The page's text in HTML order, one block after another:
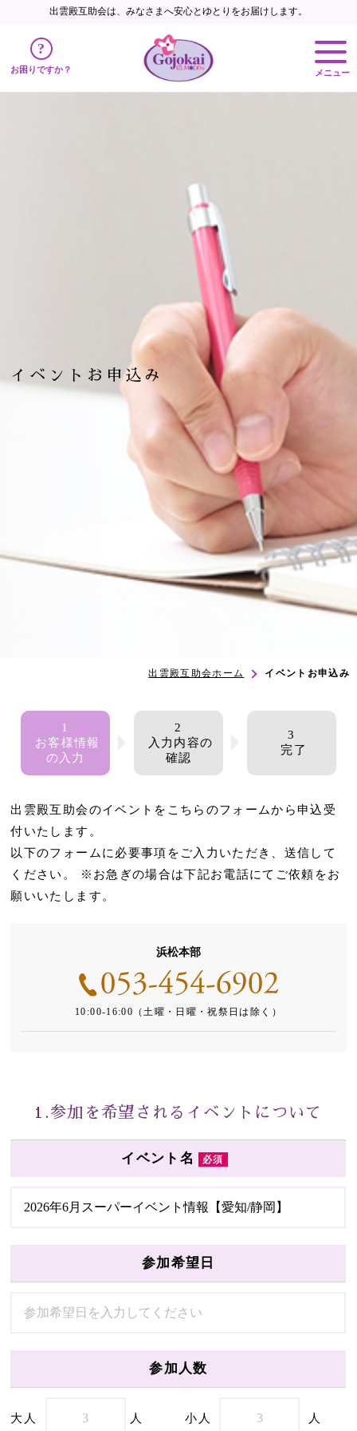
出雲殿互助会は、みなさまへ安心とゆとりをお届けします。
?
お困りですか？
イベントお申込み
出雲殿互助会ホーム イベントお申込み
1
お客様情報
の入力
2
入力内容の
確認
3
完了
出雲殿互助会のイベントをこちらのフォームから申込受
付いたします。
以下のフォームに必要事項をご入力いただき、送信して
ください。
※お急ぎの場合は下記お電話にてご依頼をお
願いいたします。
浜松本部
10:00-16:00（土曜・日曜・祝祭日は除く）
1.参加を希望されるイベントについて
イベント名 必須
参加希望日
参加人数
大人 人 小人 人